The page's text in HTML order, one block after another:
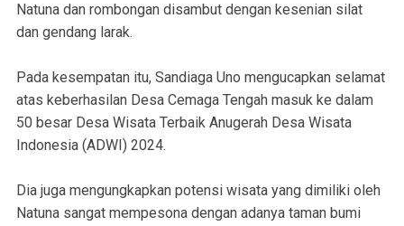
Natuna dan rombongan disambut dengan kesenian silat
dan gendang larak.
Pada kesempatan itu, Sandiaga Uno mengucapkan selamat
atas keberhasilan Desa Cemaga Tengah masuk ke dalam
50 besar Desa Wisata Terbaik Anugerah Desa Wisata
Indonesia (ADWI) 2024.
Dia juga mengungkapkan potensi wisata yang dimiliki oleh
Natuna sangat mempesona dengan adanya taman bumi